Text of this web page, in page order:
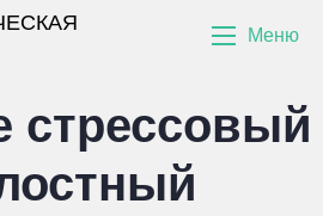
Меню
стрессовый